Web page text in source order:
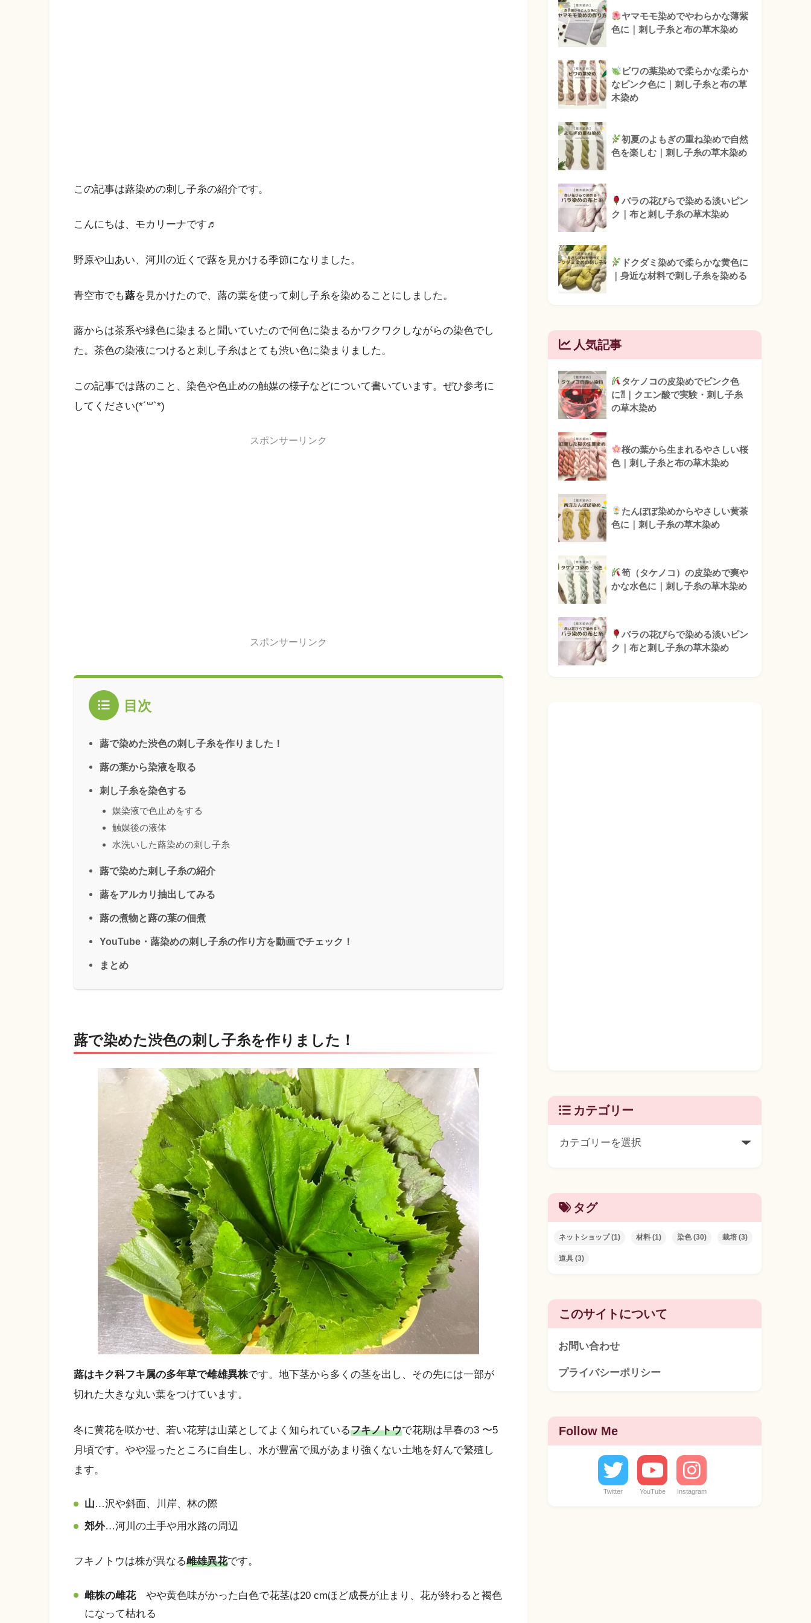
この記事は蕗染めの刺し子糸の紹介です。
こんにちは、モカリーナです♬
野原や山あい、河川の近くで蕗を見かける季節になりました。
青空市でも蕗を見かけたので、蕗の葉を使って刺し子糸を染めることにしました。
蕗からは茶系や緑色に染まると聞いていたので何色に染まるかワクワクしながらの染色でし
た。茶色の染液につけると刺し子糸はとても渋い色に染まりました。
この記事では蕗のこと、染色や色止めの触媒の様子などについて書いています。ぜひ参考に
してください(*´꒳`*)
スポンサーリンク
スポンサーリンク
目次
蕗で染めた渋色の刺し子糸を作りました！
蕗の葉から染液を取る
刺し子糸を染色する
媒染液で色止めをする
触媒後の液体
水洗いした蕗染めの刺し子糸
蕗で染めた刺し子糸の紹介
蕗をアルカリ抽出してみる
蕗の煮物と蕗の葉の佃煮
YouTube・蕗染めの刺し子糸の作り方を動画でチェック！
まとめ
蕗で染めた渋色の刺し子糸を作りました！
蕗はキク科フキ属の多年草で雌雄異株です。地下茎から多くの茎を出し、その先には一部が
切れた大きな丸い葉をつけています。
冬に黄花を咲かせ、若い花芽は山菜としてよく知られているフキノトウで花期は早春の3 〜5
月頃です。やや湿ったところに自生し、水が豊富で風があまり強くない土地を好んで繁殖し
ます。
山…沢や斜面、川岸、林の際
郊外…河川の土手や用水路の周辺
フキノトウは株が異なる雌雄異花です。
雌株の雌花やや黄色味がかった白色で花茎は20 cmほど成長が止まり、花が終わると褐色
になって枯れる
ヤマモモ染めでやわらかな薄紫
色に｜刺し子糸と布の草木染め
ビワの葉染めで柔らかな柔らか
なピンク色に｜刺し子糸と布の草
木染め
初夏のよもぎの重ね染めで自然
色を楽しむ｜刺し子糸の草木染め
バラの花びらで染める淡いピン
ク｜布と刺し子糸の草木染め
ドクダミ染めで柔らかな黄色に
｜身近な材料で刺し子糸を染める
人気記事
タケノコの皮染めでピンク色
に⁈｜クエン酸で実験・刺し子糸
の草木染め
桜の葉から生まれるやさしい桜
色｜刺し子糸と布の草木染め
たんぽぽ染めからやさしい黄茶
色に｜刺し子糸の草木染め
筍（タケノコ）の皮染めで爽や
かな水色に｜刺し子糸の草木染め
バラの花びらで染める淡いピン
ク｜布と刺し子糸の草木染め
カテゴリー
タグ
ネットショップ(1) 材料 (1) 染色(30) 栽培 (3)
道具 (3)
このサイトについて
お問い合わせ
プライバシーポリシー
Follow Me
Twitter YouTube Instagram